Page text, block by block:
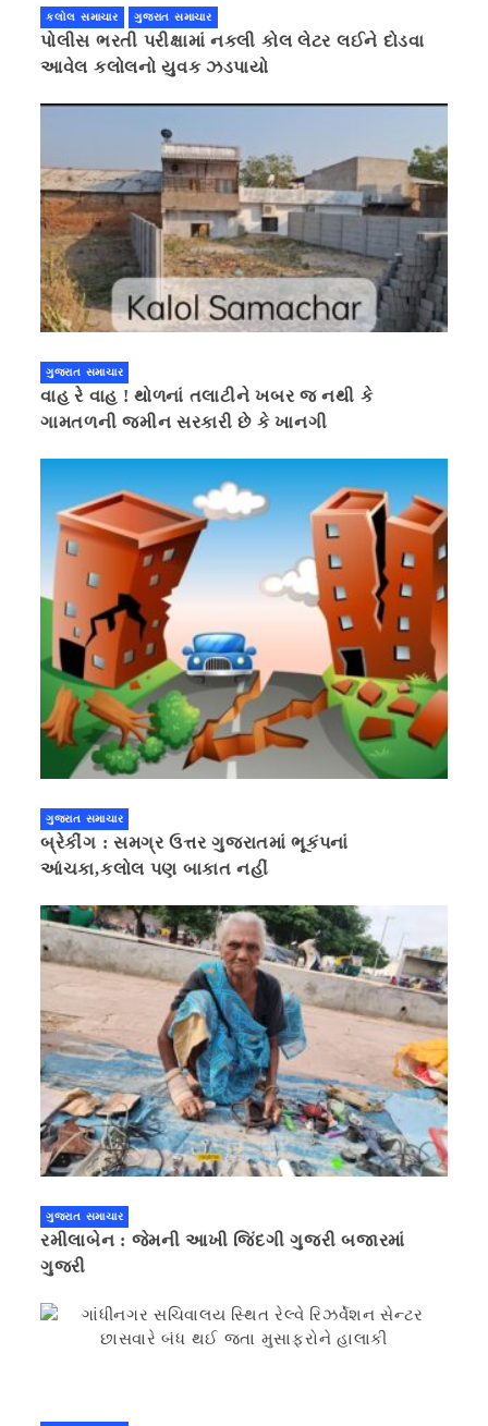
કલોલ સમાચાર ગુજરાત સમાચાર
પોલીસ ભરતી પરીક્ષામાં નકલી કોલ લેટર લઈને દોડવા
આવેલ કલોલનો યુવક ઝડપાયો
ગુજરાત સમાચાર
વાહ રે વાહ ! થોળનાં તલાટીને ખબર જ નથી કે
ગામતળની જમીન સરકારી છે કે ખાનગી
ગુજરાત સમાચાર
બ્રેકીંગ : સમગ્ર ઉત્તર ગુજરાતમાં ભૂકંપનાં
આંચકા,કલોલ પણ બાકાત નહીં
ગુજરાત સમાચાર
રમીલાબેન : જેમની આખી જિંદગી ગુજરી બજારમાં
ગુજરી